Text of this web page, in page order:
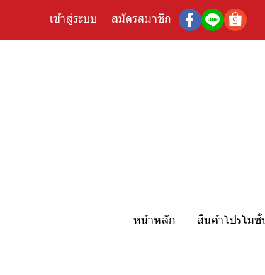
เข้าสู่ระบบ สมัครสมาชิก
หน้าหลัก สินค้าโปรโมชั่